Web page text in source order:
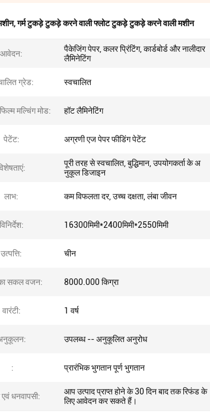
,गर्म टुकड़े टुकड़े करने वाली फ्लोट टुकड़े टुकड़े करने वाली मशीन
आवेदन:
पैकेजिंग पेपर, कलर प्रिंटिंग, कार्डबोर्ड और नालीदार
लैमिनेटिंग
ग्रेड: स्वचालित
मल्चिंग मोड: हॉट लैमिनेटिंग
पेटेंट: अग्रणी एज पेपर फीडिंग पेटेंट
पूरी तरह से स्वचालित, बुद्धिमान, उपयोगकर्ता के अ
नुकूल डिजाइन
लाभ: कम विफलता दर, उच्च दक्षता, लंबा जीवन
विनिर्देश: 16300मिमी*2400मिमी*2550मिमी
उत्पत्ति: चीन
सकल वजन: 8000.000 किग्रा
वारंटी: 1 वर्ष
उपलब्ध -- अनुकूलित अनुरोध
: प्रारंभिक भुगतान पूर्ण भुगतान
एवं धनवापसी:
आप उत्पाद प्राप्त होने के 30 दिन बाद तक रिफंड के
लिए आवेदन कर सकते हैं।